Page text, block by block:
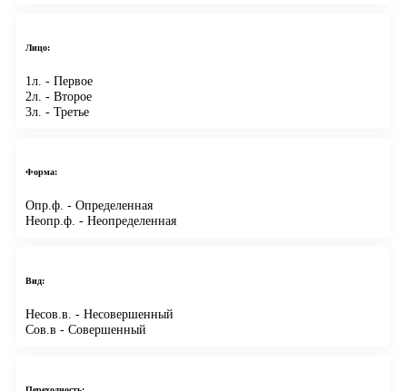
Лицо:
1л. - Первое
2л. - Второе
3л. - Третье
Форма:
Опр.ф. - Определенная
Неопр.ф. - Неопределенная
Вид:
Несов.в. - Несовершенный
Сов.в - Совершенный